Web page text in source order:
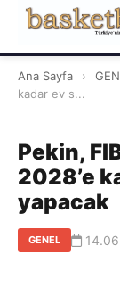
Ana Sayfa ›
kadar ev s...
Pekin,
2028’e
yapacak
GENEL